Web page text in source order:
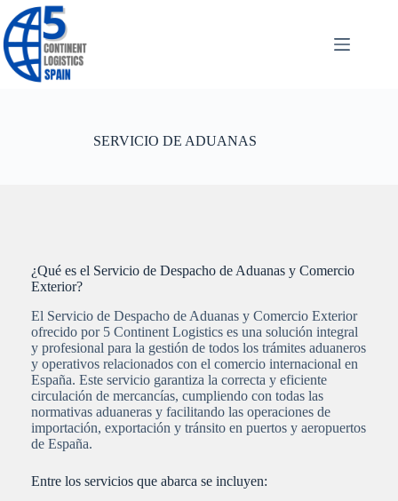
Saltar
al
contenido
SERVICIO DE ADUANAS
¿Qué es el Servicio de Despacho de Aduanas y Comercio
Exterior?
El Servicio de Despacho de Aduanas y Comercio Exterior
ofrecido por 5 Continent Logistics es una solución integral
y profesional para la gestión de todos los trámites aduaneros
y operativos relacionados con el comercio internacional en
España. Este servicio garantiza la correcta y eficiente
circulación de mercancías, cumpliendo con todas las
normativas aduaneras y facilitando las operaciones de
importación, exportación y tránsito en puertos y aeropuertos
de España.
Entre los servicios que abarca se incluyen: